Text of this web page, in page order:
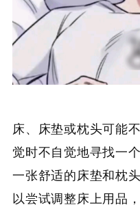
床、床垫或枕头可能
觉时不自觉地寻找一
一张舒适的床垫和枕
以尝试调整床上用品